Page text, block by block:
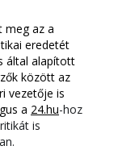
meg az a
eredetét
által alapított
között az
vezetője is
a 24.hu-hoz
is